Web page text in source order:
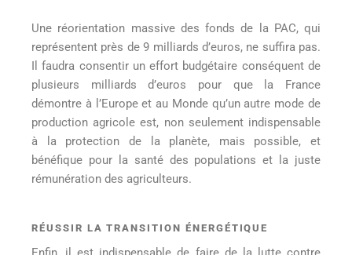
Une réorientation massive des fonds de la PAC, qui
représentent près de 9 milliards d’euros, ne suffira pas.
Il faudra consentir un effort budgétaire conséquent de
plusieurs milliards d’euros pour que la France
démontre à l’Europe et au Monde qu’un autre mode de
production agricole est, non seulement indispensable
à la protection de la planète, mais possible, et
bénéfique pour la santé des populations et la juste
rémunération des agriculteurs.
RÉUSSIR LA TRANSITION ÉNERGÉTIQUE